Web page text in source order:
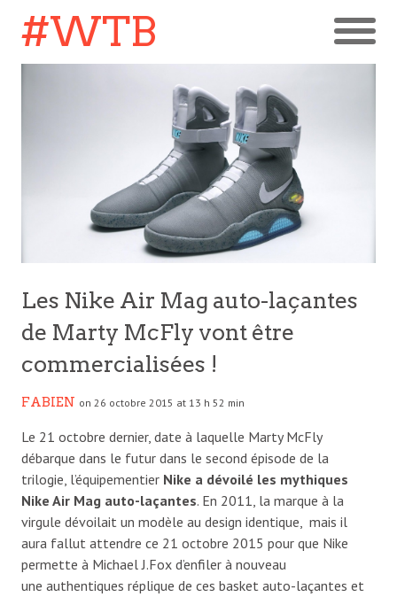
#WTB
Les Nike Air Mag auto-laçantes
de Marty McFly vont être
commercialisées !
FABIEN on 26 octobre 2015 at 13 h 52 min
Le 21 octobre dernier, date à laquelle Marty McFly
débarque dans le futur dans le second épisode de la
trilogie, l’équipementier Nike a dévoilé les mythiques
Nike Air Mag auto-laçantes. En 2011, la marque à la
virgule dévoilait un modèle au design identique, mais il
aura fallut attendre ce 21 octobre 2015 pour que Nike
permette à Michael J.Fox d’enfiler à nouveau
une authentiques réplique de ces basket auto-laçantes et